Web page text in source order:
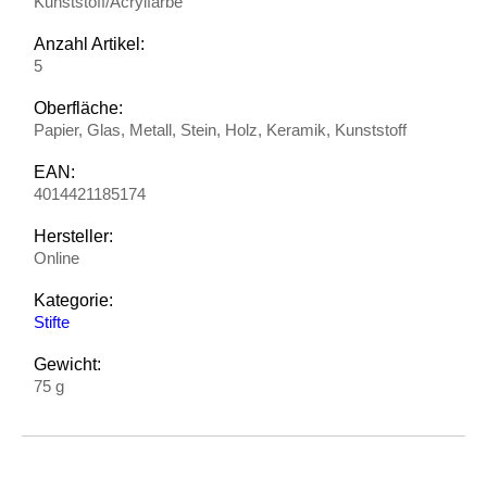
Anzahl Artikel:
5
Oberfläche:
Papier, Glas, Metall, Stein, Holz, Keramik, Kunststoff
EAN:
4014421185174
Hersteller:
Online
Kategorie:
Stifte
Gewicht:
75 g